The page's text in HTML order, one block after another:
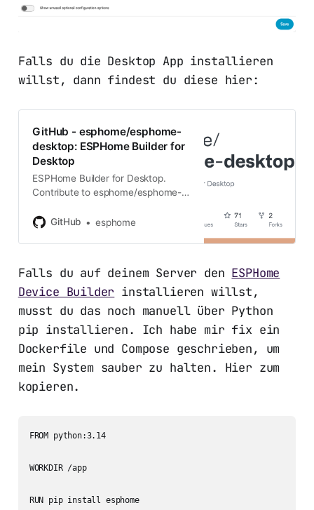
Falls du die Desktop App installieren
willst, dann findest du diese hier:
GitHub - esphome/esphome-
desktop: ESPHome Builder for
Desktop
ESPHome Builder for Desktop.
Contribute to esphome/esphome-
an account on GitHub.
GitHub esphome
Falls du auf deinem Server den ESPHome
Device Builder installieren willst,
musst du das noch manuell über Python
pip installieren. Ich habe mir fix ein
Dockerfile und Compose geschrieben, um
mein System sauber zu halten. Hier zum
kopieren.
FROM python:3.14
WORKDIR /app
RUN pip install esphome